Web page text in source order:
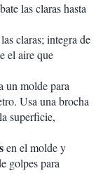
las claras hasta
claras; integra de
el aire que
un molde para
Usa una brocha
superficie,
en el molde y
golpes para